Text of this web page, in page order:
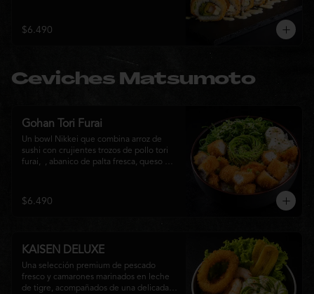
corona con salmón y pescado blanco en
tempura, cebolla morada, una sedosa
logrando una experiencia intensa,
equilibrada y auténticamente nikkei.
$6.490
Ceviches Matsumoto
Gohan Tori Furai
Un bowl Nikkei que combina arroz de
sushi con crujientes trozos de pollo tori
furai,  , abanico de palta fresca, queso
sabores que equilibra lo crocante, lo
fresco y lo cremoso en cada bocado.
$6.490
KAISEN DELUXE
Una selección premium de pescado
fresco y camarones marinados en leche
de tigre, acompañados de una delicada